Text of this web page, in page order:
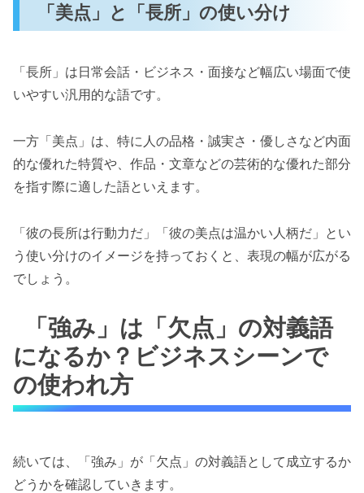
「美点」と「長所」の使い分け
「長所」は日常会話・ビジネス・面接など幅広い場面で使
いやすい汎用的な語です。
一方「美点」は、特に人の品格・誠実さ・優しさなど内面
的な優れた特質や、作品・文章などの芸術的な優れた部分
を指す際に適した語といえます。
「彼の長所は行動力だ」「彼の美点は温かい人柄だ」とい
う使い分けのイメージを持っておくと、表現の幅が広がる
でしょう。
「強み」は「欠点」の対義語
になるか？ビジネスシーンで
の使われ方
続いては、「強み」が「欠点」の対義語として成立するか
どうかを確認していきます。